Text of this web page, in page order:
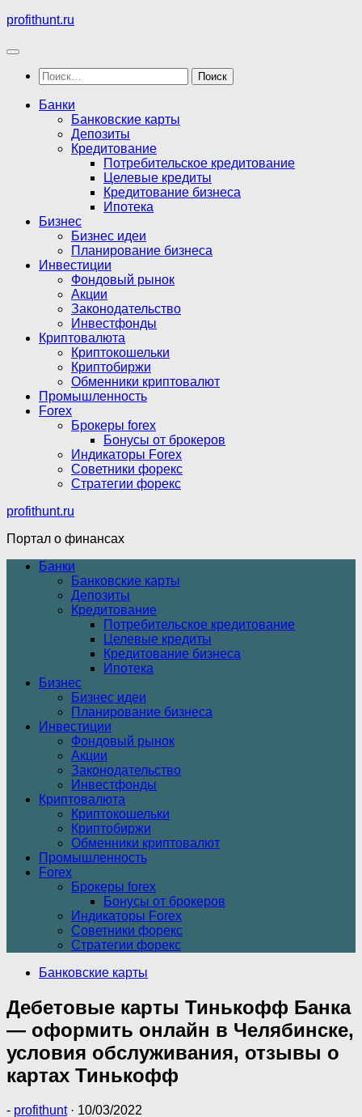
Перейти
содержимому
profithunt.ru
Найти:
Банки
Банковские карты
Депозиты
Кредитование
Потребительское кредитование
Целевые кредиты
Кредитование бизнеса
Ипотека
Бизнес
Бизнес идеи
Планирование бизнеса
Инвестиции
Фондовый рынок
Акции
Законодательство
Инвестфонды
Криптовалюта
Криптокошельки
Криптобиржи
Обменники криптовалют
Промышленность
Forex
Брокеры forex
Бонусы от брокеров
Индикаторы Forex
Советники форекс
Стратегии форекс
profithunt.ru
Портал о финансах
Банки
Банковские карты
Депозиты
Кредитование
Потребительское кредитование
Целевые кредиты
Кредитование бизнеса
Ипотека
Бизнес
Бизнес идеи
Планирование бизнеса
Инвестиции
Фондовый рынок
Акции
Законодательство
Инвестфонды
Криптовалюта
Криптокошельки
Криптобиржи
Обменники криптовалют
Промышленность
Forex
Брокеры forex
Бонусы от брокеров
Индикаторы Forex
Советники форекс
Стратегии форекс
Банковские карты
Дебетовые карты Тинькофф Банка
— оформить онлайн в Челябинске,
условия обслуживания, отзывы о
картах Тинькофф
- profithunt · 10/03/2022